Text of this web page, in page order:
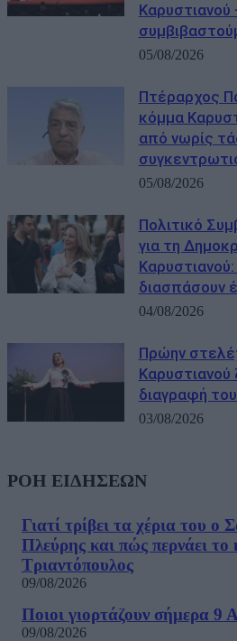
Καρυστιανού
05/08/2026
Πτέραρχος
κόμμα
από νωρίς
05/08/2026
Πολιτικό
για τη
διασπάσουν
04/08/2026
Πρώην
Καρυστιανού
διαγραφή
03/08/2026
ΡΟΗ ΕΙΔΗΣΕΩΝ
Γιατί τρίβει τα χέρια του ο
Πλεύρης και πώς περνάει το
Τριαντόπουλος
09/08/2026
Ποιοι γιορτάζουν σήμερα 9
09/08/2026